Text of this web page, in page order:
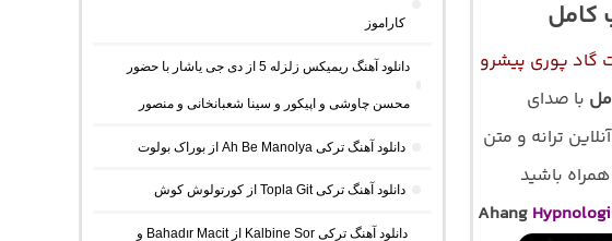
با صدای
ترانه و متن
همراه باشید
Ahang
کاراموز
دانلود آهنگ ریمیکس زلزله 5 از دی جی یاشار با حضور
محسن چاوشی و اپیکور و سینا شعبانخانی و منصور
دانلود آهنگ ترکی Ah Be Manolya از بوراک بولوت
دانلود آهنگ ترکی Topla Git از کورتولوش کوش
دانلود آهنگ ترکی Kalbine Sor از Bahadır Macit و